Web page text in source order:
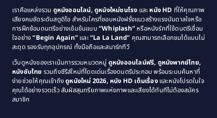
Coming of Age ก้าวพ้นวัย(1)
Coming-of-Age(3)
Community(1)
Crime อาชญากรรม(78)
1979
1978
1976
1975
1974
1971
1970
1969
1968
1964
1963
เราคือแหล่งรวม ดูหนังออนไลน์, ดูหนังใหม่ชนโรง และ หนัง HD ที่ให้คุณภาพ
เสียงคมชัดระดับสตูดิโอ สำหรับใครที่ชอบหนังฝรั่งแนวสร้างแรงบันดาลใจหรือ
การฝึกซ้อมดนตรีอย่างเข้มข้นแบบ “Whiplash” หรือหนังรักที่ใช้ดนตรีเชื่อม
ใจอย่าง“Begin Again” และ“La La Land” คุณสามารถเลือกชมได้แบบไม่
สะดุด รองรับทุกอุปกรณ์ ทั้งมือถือและสมาร์ททีวี
เว็บดูหนังของเราเน้นการรวมหมวดหมู่ ดูหนังออนไลน์ฟรี, ดูหนังพากย์ไทย,
หนังซับไทย รวมถึงซีรีส์ใหม่ที่โดดเด่นเรื่องดนตรีประกอบ พร้อมระบบค้นหาที่
ง่ายช่วยให้คุณเข้าถึงดูหนังใหม่ 2026, หนัง HD เต็มเรื่องและหนังโปรดในใจ
คุณได้อย่างรวดเร็ว สัมผัสสุนทรียภาพแห่งภาพและเสียงได้ทันทีไม่ต้องสมัคร
สมาชิก